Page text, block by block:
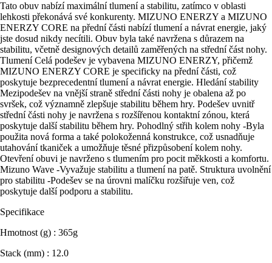
Tato obuv nabízí maximální tlumení a stabilitu, zatímco v oblasti
lehkosti překonává své konkurenty. MIZUNO ENERZY a MIZUNO
ENERZY CORE na přední části nabízí tlumení a návrat energie, jaký
jste dosud nikdy necítili. Obuv byla také navržena s důrazem na
stabilitu, včetně designových detailů zaměřených na střední část nohy.
Tlumení Celá podešev je vybavena MIZUNO ENERZY, přičemž
MIZUNO ENERZY CORE je specificky na přední části, což
poskytuje bezprecedentní tlumení a návrat energie. Hledání stability
Mezipodešev na vnější straně střední části nohy je obalena až po
svršek, což významně zlepšuje stabilitu během hry. Podešev uvnitř
střední části nohy je navržena s rozšířenou kontaktní zónou, která
poskytuje další stabilitu během hry. Pohodlný střih kolem nohy -Byla
použita nová forma a také polokoženná konstrukce, což usnadňuje
utahování tkaniček a umožňuje těsné přizpůsobení kolem nohy.
Otevření obuvi je navrženo s tlumením pro pocit měkkosti a komfortu.
Mizuno Wave -Vyvažuje stabilitu a tlumení na patě. Struktura uvolnění
pro stabilitu -Podešev se na úrovni malíčku rozšiřuje ven, což
poskytuje další podporu a stabilitu.
Specifikace
Hmotnost (g) : 365g
Stack (mm) : 12.0